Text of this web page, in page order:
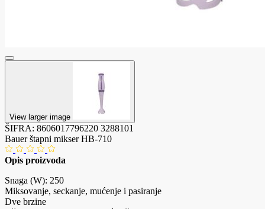
View larger image
ŠIFRA: 8606017796220 3288101
Bauer štapni mikser HB-710
Opis proizvoda
Snaga (W): 250
Miksovanje, seckanje, mućenje i pasiranje
Dve brzine